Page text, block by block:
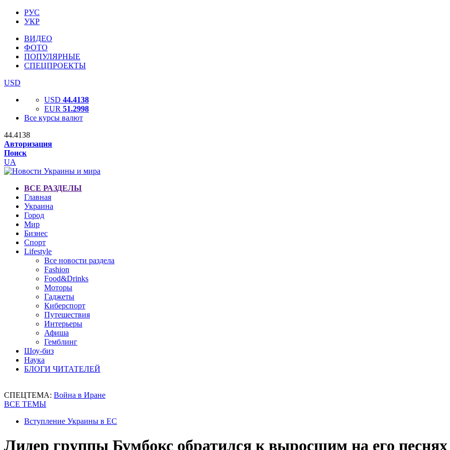
РУС
УКР
ВИДЕО
ФОТО
ПОПУЛЯРНЫЕ
СПЕЦПРОЕКТЫ
USD
USD 44.4138
EUR 51.2998
Все курсы валют
44.4138
Авторизация
Поиск
UA
ВСЕ РАЗДЕЛЫ
Главная
Украина
Город
Мир
Бизнес
Спорт
Lifestyle
Все новости раздела
Fashion
Food&Drinks
Моторы
Гаджеты
Киберспорт
Путешествия
Интерьеры
Афиша
Гемблинг
Шоу-биз
Наука
БЛОГИ ЧИТАТЕЛЕЙ
СПЕЦТЕМА: Война в Иране
ВСЕ ТЕМЫ
Вступление Украины в ЕС
Лидер группы Бумбокс обратился к выросшим на его